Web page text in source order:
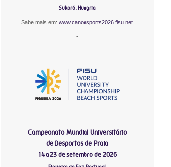
Sukoró, Hungria
Sabe mais em:www.canoesports2026.fisu.net
-
Campeonato Mundial Universitário
de Desportos de Praia
14 a 23 de setembro de 2026